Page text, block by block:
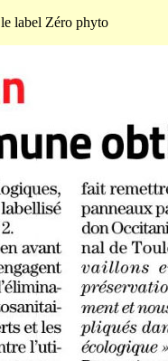
label Zéro phyto